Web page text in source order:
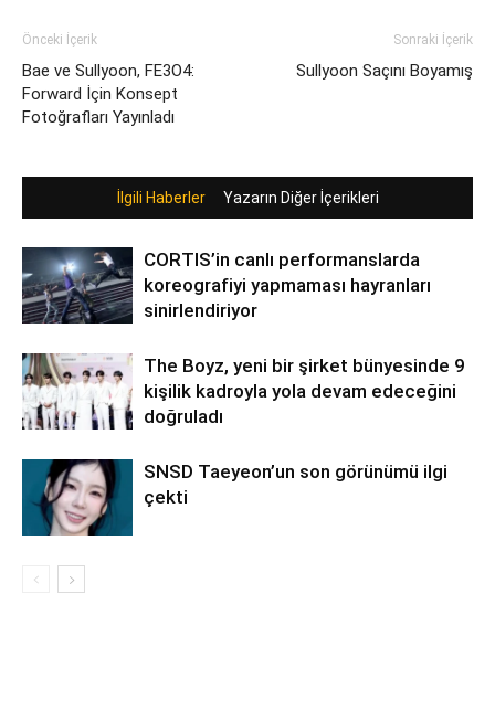
Önceki İçerik
Bae ve Sullyoon, FE3O4:
Forward İçin Konsept
Fotoğrafları Yayınladı
Sonraki İçerik
Sullyoon Saçını Boyamış
İlgili Haberler Yazarın Diğer İçerikleri
CORTIS’in canlı performanslarda
koreografiyi yapmaması hayranları
sinirlendiriyor
The Boyz, yeni bir şirket bünyesinde 9
kişilik kadroyla yola devam edeceğini
doğruladı
SNSD Taeyeon’un son görünümü ilgi
çekti